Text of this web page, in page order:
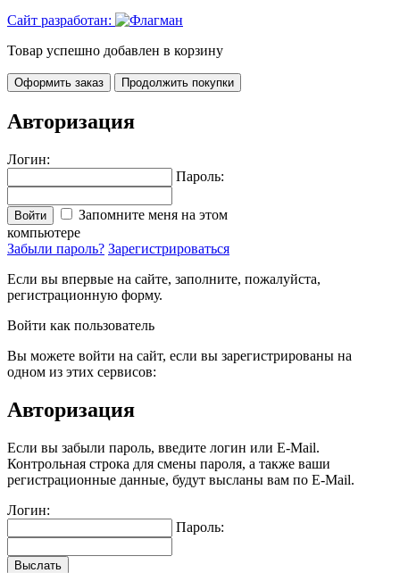
Сайт разработан:
Товар успешно добавлен в корзину
Оформить заказ Продолжить покупки
Авторизация
Логин:
Пароль:
Войти
Запомните меня на этом
компьютере
Забыли пароль? Зарегистрироваться
Если вы впервые на сайте, заполните, пожалуйста,
регистрационную форму.
Войти как пользователь
Вы можете войти на сайт, если вы зарегистрированы на
одном из этих сервисов:
Авторизация
Если вы забыли пароль, введите логин или E-Mail.
Контрольная строка для смены пароля, а также ваши
регистрационные данные, будут высланы вам по E-Mail.
Логин:
Пароль:
Выслать